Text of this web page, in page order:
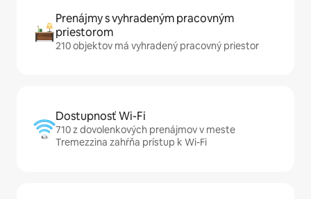
Prenájmy s vyhradeným pracovným
priestorom
210 objektov má vyhradený pracovný priestor
Dostupnosť Wi-Fi
710 z dovolenkových prenájmov v meste
Tremezzina zahŕňa prístup k Wi-Fi